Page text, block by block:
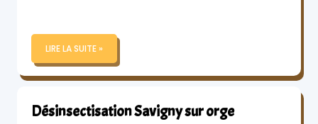
LIRE LA SUITE »
Désinsectisation Savigny sur orge